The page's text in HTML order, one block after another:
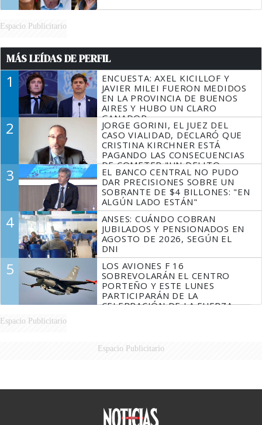
Espacio Publicitario
MÁS LEÍDAS DE PERFIL
1
ENCUESTA: AXEL KICILLOF Y
JAVIER MILEI FUERON MEDIDOS
EN LA PROVINCIA DE BUENOS
AIRES Y HUBO UN CLARO
GANADOR
2
JORGE GORINI, EL JUEZ DEL
CASO VIALIDAD, DECLARÓ QUE
CRISTINA KIRCHNER ESTÁ
PAGANDO LAS CONSECUENCIAS
DE COMETER "UN DELITO
COMPROBADO"
3
EL BANCO CENTRAL NO PUDO
DAR PRECISIONES SOBRE UN
SOBRANTE DE $4 BILLONES: "EN
ALGÚN LADO ESTÁN"
4
ANSES: CUÁNDO COBRAN
JUBILADOS Y PENSIONADOS EN
AGOSTO DE 2026, SEGÚN EL
DNI
5
LOS AVIONES F 16
SOBREVOLARÁN EL CENTRO
PORTEÑO Y ESTE LUNES
PARTICIPARÁN DE LA
CELEBRACIÓN DE LA FUERZA
Espacio Publicitario
Espacio Publicitario